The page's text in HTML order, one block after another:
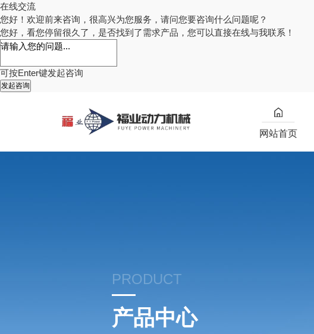
在线交流
您好！欢迎前来咨询，很高兴为您服务，请问您要咨询什么问题呢？
您好，看您停留很久了，是否找到了需求产品，您可以直接在线与我联系！
可按Enter键发起咨询
发起咨询
网站首页
PRODUCT
产品中心